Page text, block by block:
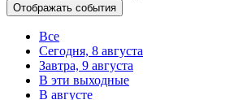
Отображать события
Все
Сегодня, 8 августа
Завтра, 9 августа
В эти выходные
В августе